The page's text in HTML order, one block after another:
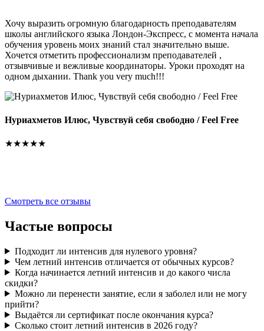
Хочу выразить огромную благодарность преподавателям
школы английского языка Лондон-Экспресс, с момента начала
обучения уровень моих знаний стал значительно выше.
Хочется отметить профессионализм преподавателей ,
отзывчивые и вежливые координаторы. Уроки проходят на
одном дыхании. Thank you very much!!!
Нуриахметов Илюс, Чувствуй себя свободно / Feel Free
★★★★★
Смотреть все отзывы
Частые вопросы
Подходит ли интенсив для нулевого уровня?
Чем летний интенсив отличается от обычных курсов?
Когда начинается летний интенсив и до какого числа
скидки?
Можно ли перенести занятие, если я заболел или не могу
прийти?
Выдаётся ли сертификат после окончания курса?
Сколько стоит летний интенсив в 2026 году?